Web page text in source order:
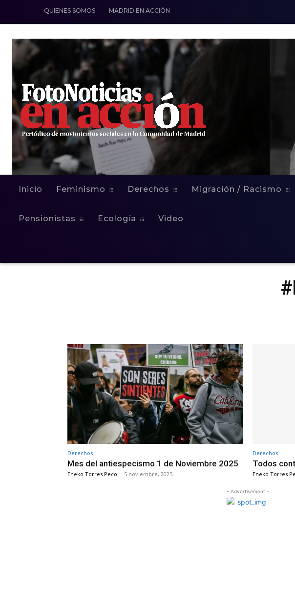
QUIENES SOMOS MADRID EN ACCIÓN
Inicio Feminismo Derechos Migración / Racismo
Pensionistas Ecología Video
Derechos
Mes del antiespecismo 1 de Noviembre 2025
Eneko Torres Peco - 5 noviembre, 2025
Derechos
Todos
Eneko Torres
- Advertisement -